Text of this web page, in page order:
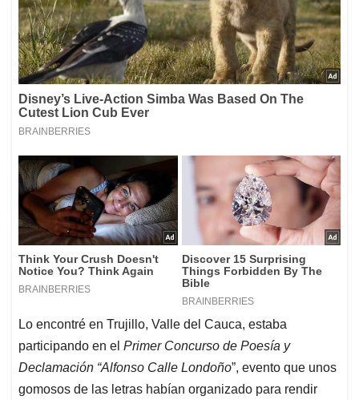
Lo encontré en Trujillo, Valle del Cauca, estaba
participando en el Primer Concurso de Poesía y
Declamación “Alfonso Calle Londoño”, evento que unos
gomosos de las letras habían organizado para rendir